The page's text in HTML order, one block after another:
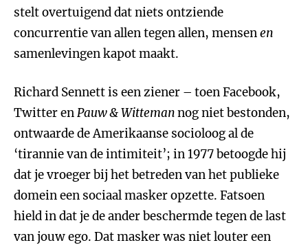
stelt overtuigend dat niets ontziende
concurrentie van allen tegen allen, mensenen
samenlevingen kapot maakt.
Richard Sennett is een ziener – toen Facebook,
Twitter enPauw & Wittemannog niet bestonden,
ontwaarde de Amerikaanse socioloog al de
‘tirannie van de intimiteit’; in 1977 betoogde hij
dat je vroeger bij het betreden van het publieke
domein een sociaal masker opzette. Fatsoen
hield in dat je de ander beschermde tegen de last
van jouw ego. Dat masker was niet louter een